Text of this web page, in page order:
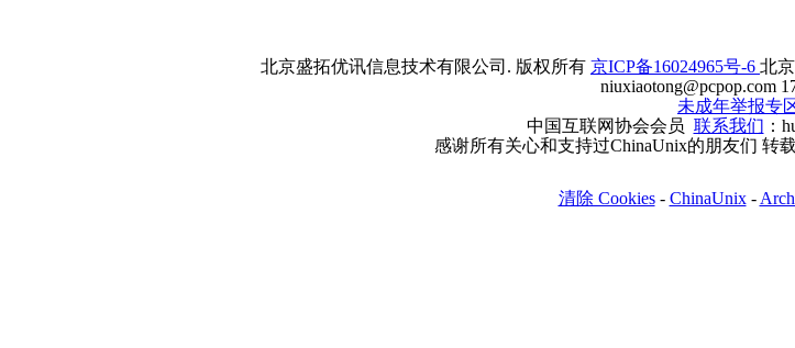
北京盛拓优讯信息技术有限公司. 版权所有 京ICP备16024965号-6 北
niuxiaotong@pcpop.com
未成年举报专
中国互联网协会会员 联系我们 ：
感谢所有关心和支持过ChinaUnix的朋友们 转
清除 Cookies- ChinaUnix-